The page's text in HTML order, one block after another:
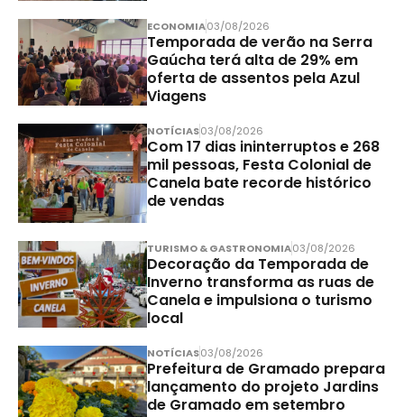
ECONOMIA03/08/2026
Temporada de verão na Serra
Gaúcha terá alta de 29% em
oferta de assentos pela Azul
Viagens
NOTÍCIAS03/08/2026
Com 17 dias ininterruptos e 268
mil pessoas, Festa Colonial de
Canela bate recorde histórico
de vendas
TURISMO & GASTRONOMIA03/08/2026
Decoração da Temporada de
Inverno transforma as ruas de
Canela e impulsiona o turismo
local
NOTÍCIAS03/08/2026
Prefeitura de Gramado prepara
lançamento do projeto Jardins
de Gramado em setembro